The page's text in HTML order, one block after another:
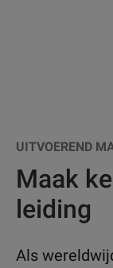
UITVOEREND
Maak
leiding
Als